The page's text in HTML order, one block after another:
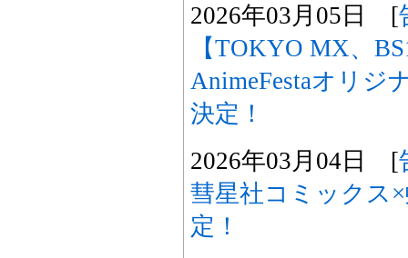
2026年03月05日 [
【TOKYO MX、
AnimeFestaオリジ
決定！
2026年03月04日 [
彗星社コミックス
定！